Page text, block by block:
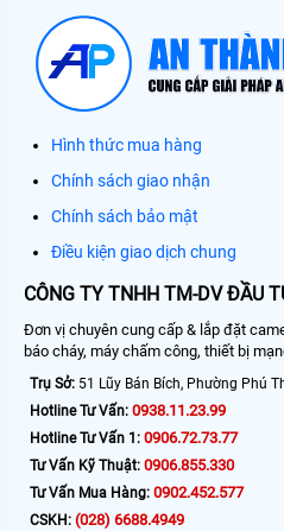
Hình thức mua hàng
Chính sách giao nhận
Chính sách bảo mật
Điều kiện giao dịch chung
CÔNG TY TNHH TM-DV ĐẦU
Đơn vị chuyên cung cấp & lắp đặt
báo cháy, máy chấm công, thiết bị
Trụ Sở: 51 Lũy Bán Bích, Phường Phú
Hotline Tư Vấn: 0938.11.23.99
Hotline Tư Vấn 1: 0906.72.73.77
Tư Vấn Kỹ Thuật: 0906.855.330
Tư Vấn Mua Hàng: 0902.452.577
CSKH: (028) 6688.4949